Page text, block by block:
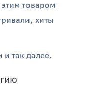
товаром
хиты
и так далее.